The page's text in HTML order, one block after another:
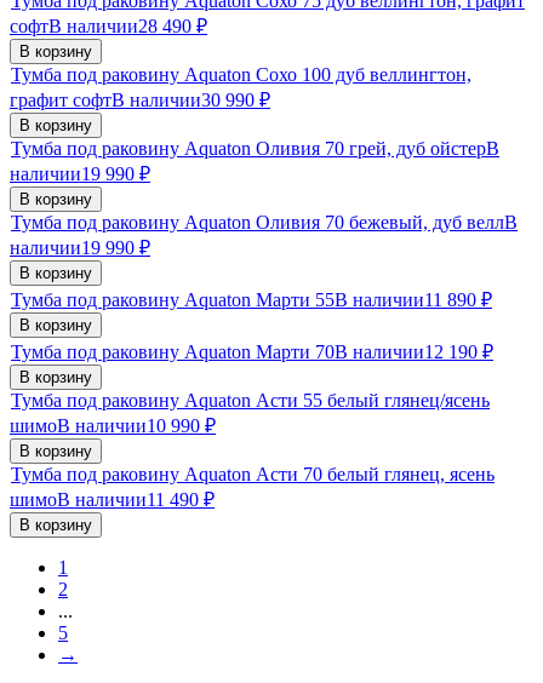
софтВ наличии28 490 ₽
В корзину
Тумба под раковину Aquaton Сохо 100 дуб веллингтон,
графит софтВ наличии30 990 ₽
В корзину
Тумба под раковину Aquaton Оливия 70 грей, дуб ойстерВ
наличии19 990 ₽
В корзину
Тумба под раковину Aquaton Оливия 70 бежевый, дуб веллВ
наличии19 990 ₽
В корзину
Тумба под раковину Aquaton Марти 55В наличии11 890 ₽
В корзину
Тумба под раковину Aquaton Марти 70В наличии12 190 ₽
В корзину
Тумба под раковину Aquaton Асти 55 белый глянец/ясень
шимоВ наличии10 990 ₽
В корзину
Тумба под раковину Aquaton Асти 70 белый глянец, ясень
шимоВ наличии11 490 ₽
В корзину
1
2
...
5
→